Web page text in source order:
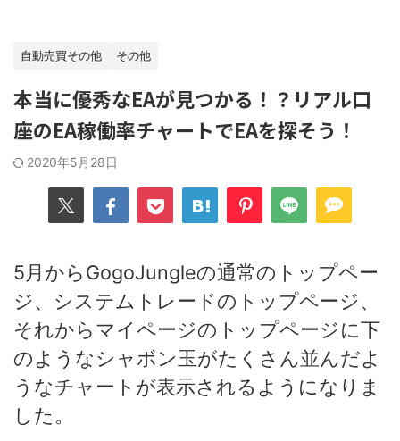
自動売買その他 その他
本当に優秀なEAが見つかる！？リアル口
座のEA稼働率チャートでEAを探そう！
2020年5月28日
5月からGogoJungleの通常のトップペー
ジ、システムトレードのトップページ、
それからマイページのトップページに下
のようなシャボン玉がたくさん並んだよ
うなチャートが表示されるようになりま
した。